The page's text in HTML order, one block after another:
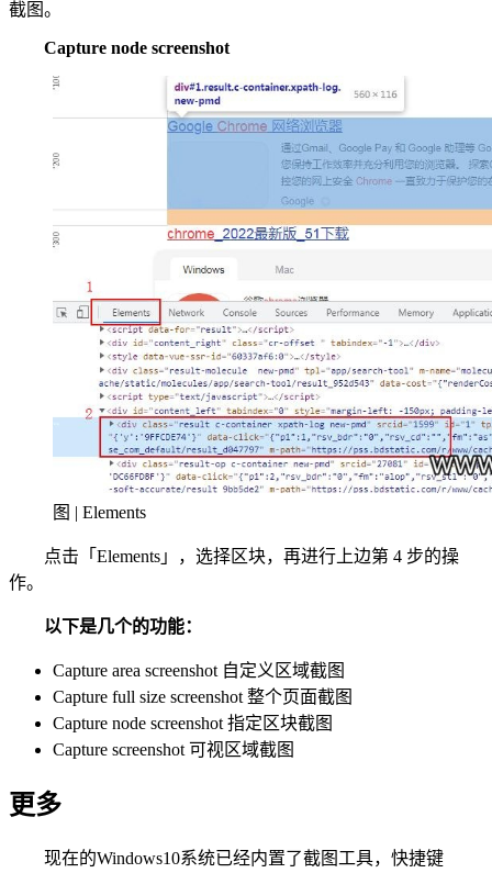
截图。
Capture node screenshot
图 | Elements
点击「Elements」，选择区块，再进行上边第 4 步的操
作。
以下是几个的功能：
Capture area screenshot 自定义区域截图
Capture full size screenshot 整个页面截图
Capture node screenshot 指定区块截图
Capture screenshot 可视区域截图
更多
现在的Windows10系统已经内置了截图工具，快捷键